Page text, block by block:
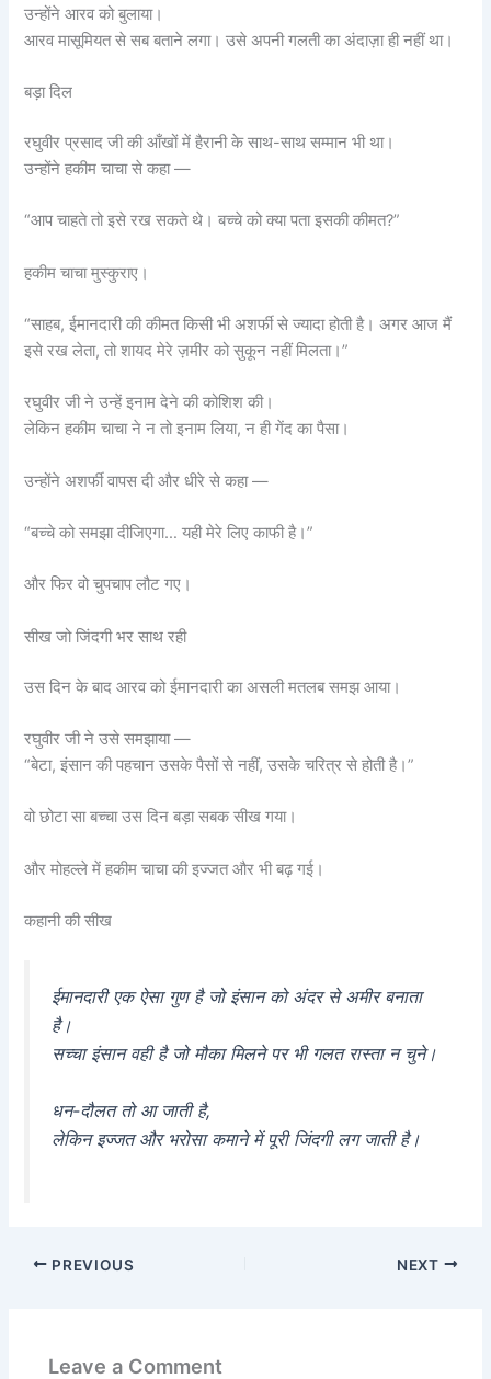
उन्होंने आरव को बुलाया।
आरव मासूमियत से सब बताने लगा। उसे अपनी गलती का अंदाज़ा ही नहीं था।
बड़ा दिल
रघुवीर प्रसाद जी की आँखों में हैरानी के साथ-साथ सम्मान भी था।
उन्होंने हकीम चाचा से कहा —
“आप चाहते तो इसे रख सकते थे। बच्चे को क्या पता इसकी कीमत?”
हकीम चाचा मुस्कुराए।
“साहब, ईमानदारी की कीमत किसी भी अशर्फी से ज्यादा होती है। अगर आज मैं
इसे रख लेता, तो शायद मेरे ज़मीर को सुकून नहीं मिलता।”
रघुवीर जी ने उन्हें इनाम देने की कोशिश की।
लेकिन हकीम चाचा ने न तो इनाम लिया, न ही गेंद का पैसा।
उन्होंने अशर्फी वापस दी और धीरे से कहा —
“बच्चे को समझा दीजिएगा… यही मेरे लिए काफी है।”
और फिर वो चुपचाप लौट गए।
सीख जो जिंदगी भर साथ रही
उस दिन के बाद आरव को ईमानदारी का असली मतलब समझ आया।
रघुवीर जी ने उसे समझाया —
“बेटा, इंसान की पहचान उसके पैसों से नहीं, उसके चरित्र से होती है।”
वो छोटा सा बच्चा उस दिन बड़ा सबक सीख गया।
और मोहल्ले में हकीम चाचा की इज्जत और भी बढ़ गई।
कहानी की सीख
ईमानदारी एक ऐसा गुण है जो इंसान को अंदर से अमीर बनाता
है।
सच्चा इंसान वही है जो मौका मिलने पर भी गलत रास्ता न चुने।
धन-दौलत तो आ जाती है,
लेकिन इज्जत और भरोसा कमाने में पूरी जिंदगी लग जाती है।
PREVIOUS NEXT
Leave a Comment